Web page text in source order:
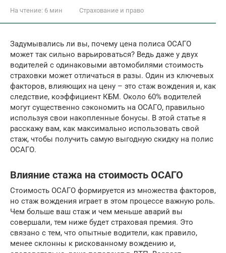
На чтение: 6 мин Страхование и право
Задумывались ли вы, почему цена полиса ОСАГО
может так сильно варьироваться? Ведь даже у двух
водителей с одинаковыми автомобилями стоимость
страховки может отличаться в разы. Один из ключевых
факторов, влияющих на цену – это стаж вождения и, как
следствие, коэффициент КБМ. Около 60% водителей
могут существенно сэкономить на ОСАГО, правильно
используя свои накопленные бонусы. В этой статье я
расскажу вам, как максимально использовать свой
стаж, чтобы получить самую выгодную скидку на полис
ОСАГО.
Влияние стажа на стоимость ОСАГО
Стоимость ОСАГО формируется из множества факторов,
но стаж вождения играет в этом процессе важную роль.
Чем больше ваш стаж и чем меньше аварий вы
совершали, тем ниже будет страховая премия. Это
связано с тем, что опытные водители, как правило,
менее склонны к рискованному вождению и,